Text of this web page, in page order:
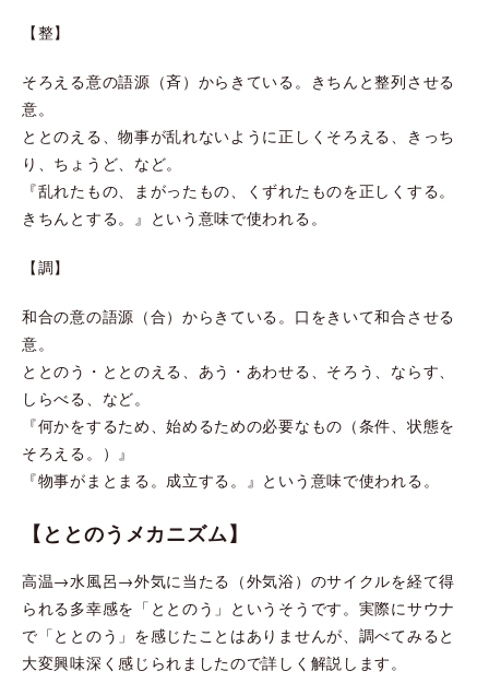
【整】
そろえる意の語源（斉）からきている。きちんと整列させる
意。
ととのえる、物事が乱れないように正しくそろえる、きっち
り、ちょうど、など。
『乱れたもの、まがったもの、くずれたものを正しくする。
きちんとする。』という意味で使われる。
【調】
和合の意の語源（合）からきている。口をきいて和合させる
意。
ととのう・ととのえる、あう・あわせる、そろう、ならす、
しらべる、など。
『何かをするため、始めるための必要なもの（条件、状態を
そろえる。）』
『物事がまとまる。成立する。』という意味で使われる。
【ととのうメカニズム】
高温→水風呂→外気に当たる（外気浴）のサイクルを経て得
られる多幸感を「ととのう」というそうです。実際にサウナ
で「ととのう」を感じたことはありませんが、調べてみると
大変興味深く感じられましたので詳しく解説します。